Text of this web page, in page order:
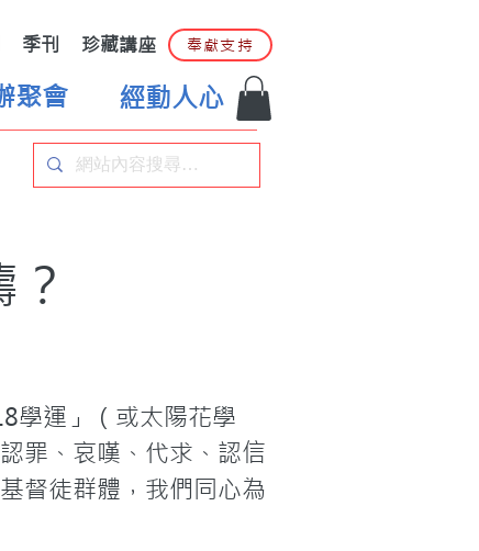
季刊 珍藏講座 奉獻支持
聚會 經動人心
學運」（或太陽花學
罪、哀嘆、代求、認信
督徒群體，我們同心為